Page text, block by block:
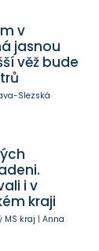
v
jasnou
věž bude
Slezská
i v
kraji
MS kraj | Anna